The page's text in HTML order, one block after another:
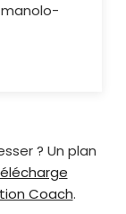
? Un plan
Coach.